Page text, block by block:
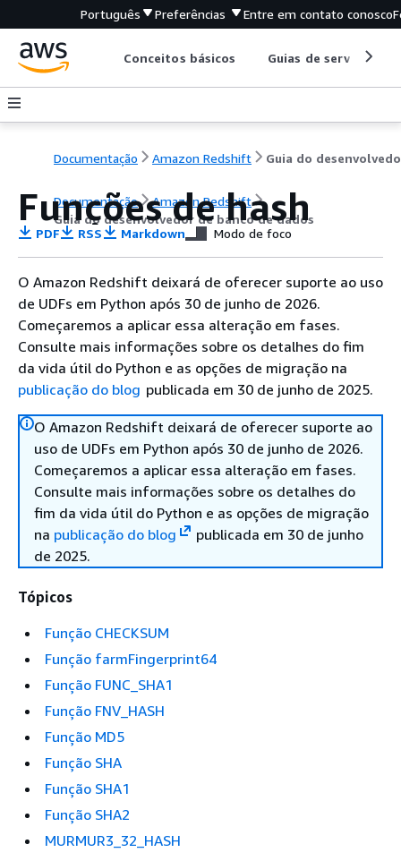
Português Preferências Entre em contato conosco
Conceitos básicos Guias de serviço
Documentação Amazon Redshift
Documentação
Amazon Redshift
Guia do desenvolvedor de banco de dados
Funções de hash
PDF RSS Markdown Modo de foco
O Amazon Redshift deixará de oferecer suporte ao uso
de UDFs em Python após 30 de junho de 2026.
Começaremos a aplicar essa alteração em fases.
Consulte mais informações sobre os detalhes do fim
da vida útil do Python e as opções de migração na
publicação do blog publicada em 30 de junho de 2025.
O Amazon Redshift deixará de oferecer suporte ao
uso de UDFs em Python após 30 de junho de 2026.
Começaremos a aplicar essa alteração em fases.
Consulte mais informações sobre os detalhes do
fim da vida útil do Python e as opções de migração
na publicação do blog
publicada em 30 de junho
de 2025.
Tópicos
Função CHECKSUM
Função farmFingerprint64
Função FUNC_SHA1
Função FNV_HASH
Função MD5
Função SHA
Função SHA1
Função SHA2
MURMUR3_32_HASH